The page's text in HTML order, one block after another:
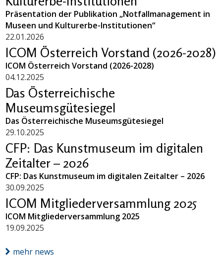
Präsentation der Publikation „Notfallmanagement in
Museen und Kulturerbe-Institutionen“
22.01.2026
ICOM Österreich Vorstand (2026-2028)
ICOM Österreich Vorstand (2026-2028)
04.12.2025
Das Österreichische
Museumsgütesiegel
Das Österreichische Museumsgütesiegel
29.10.2025
CFP: Das Kunstmuseum im digitalen
Zeitalter – 2026
CFP: Das Kunstmuseum im digitalen Zeitalter – 2026
30.09.2025
ICOM Mitgliederversammlung 2025
ICOM Mitgliederversammlung 2025
19.09.2025
mehr news